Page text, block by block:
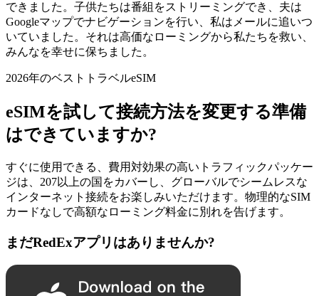
できました。子供たちは番組をストリーミングでき、夫は
Googleマップでナビゲーションを行い、私はメールに追いつ
いていました。それは高価なローミングから私たちを救い、
みんなを幸せに保ちました。
2026年のベストトラベルeSIM
eSIMを試して接続方法を変更する準備
はできていますか?
すぐに使用できる、費用対効果の高いトラフィックパッケー
ジは、207以上の国をカバーし、グローバルでシームレスな
インターネット接続をお楽しみいただけます。物理的なSIM
カードなしで高額なローミング料金に別れを告げます。
まだRedExアプリはありませんか?